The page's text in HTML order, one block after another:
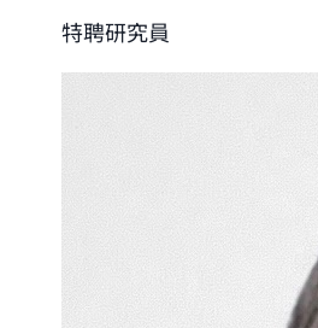
特聘研究員